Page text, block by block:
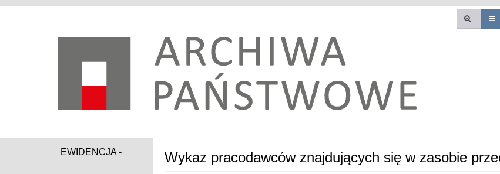
EWIDENCJA - Wykaz pracodawców znajdujących się w zasobie